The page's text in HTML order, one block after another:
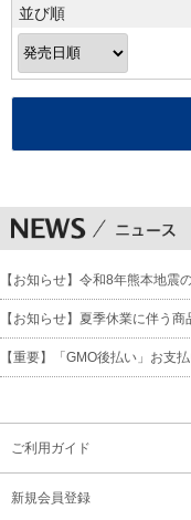
並び順
【お知らせ】令和8年熊本地震
【お知らせ】夏季休業に伴う
【重要】「GMO後払い」お支
ご利用ガイド
新規会員登録